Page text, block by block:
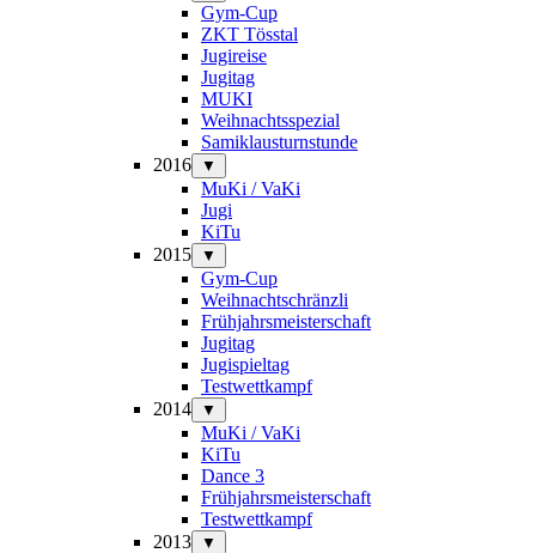
Gym-Cup
ZKT Tösstal
Jugireise
Jugitag
MUKI
Weihnachtsspezial
Samiklausturnstunde
2016
▼
MuKi / VaKi
Jugi
KiTu
2015
▼
Gym-Cup
Weihnachtschränzli
Frühjahrsmeisterschaft
Jugitag
Jugispieltag
Testwettkampf
2014
▼
MuKi / VaKi
KiTu
Dance 3
Frühjahrsmeisterschaft
Testwettkampf
2013
▼